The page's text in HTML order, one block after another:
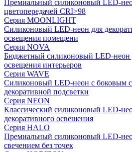
Премиальный силиконовый LED-
цветопередачей CRI>98
Серия MOONLIGHT
Силиконовый LED-неон для
освещения помещени
Серия NOVA
Бюджетный силиконовый LED-неон
освещения интерьеров
Серия WAVE
Силиконовый LED-неон с боковым
декоративной подсветки
Серия NEON
Классический силиконовый LED-
декоративного освещения
Серия HALO
Премиальный силиконовый LED-
свечением без точек